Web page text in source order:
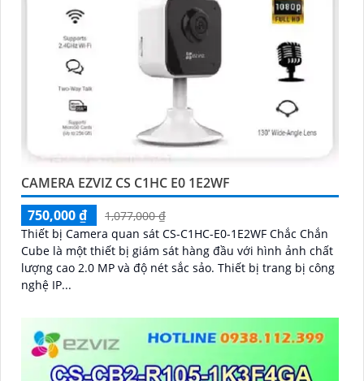
CAMERA EZVIZ CS C1HC E0 1E2WF
750,000 ₫
1,077,000 ₫
Thiết bị Camera quan sát CS-C1HC-E0-1E2WF Chắc Chắn
Cube là một thiết bị giám sát hàng đầu với hình ảnh chất
lượng cao 2.0 MP và độ nét sắc sảo. Thiết bị trang bị công
nghệ IP...